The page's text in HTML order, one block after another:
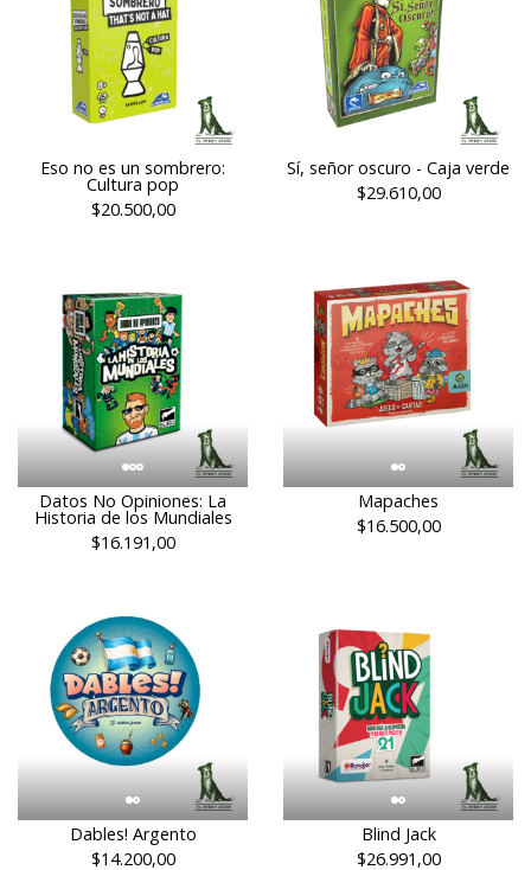
Eso no es un sombrero:
Cultura pop
$20.500,00
Sí, señor oscuro - Caja verde
$29.610,00
Datos No Opiniones: La
Historia de los Mundiales
$16.191,00
Mapaches
$16.500,00
Dables! Argento
$14.200,00
Blind Jack
$26.991,00